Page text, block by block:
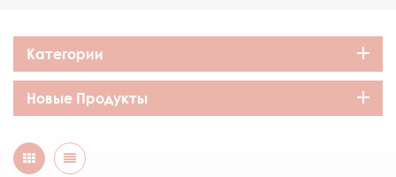
Категории
Новые Продукты